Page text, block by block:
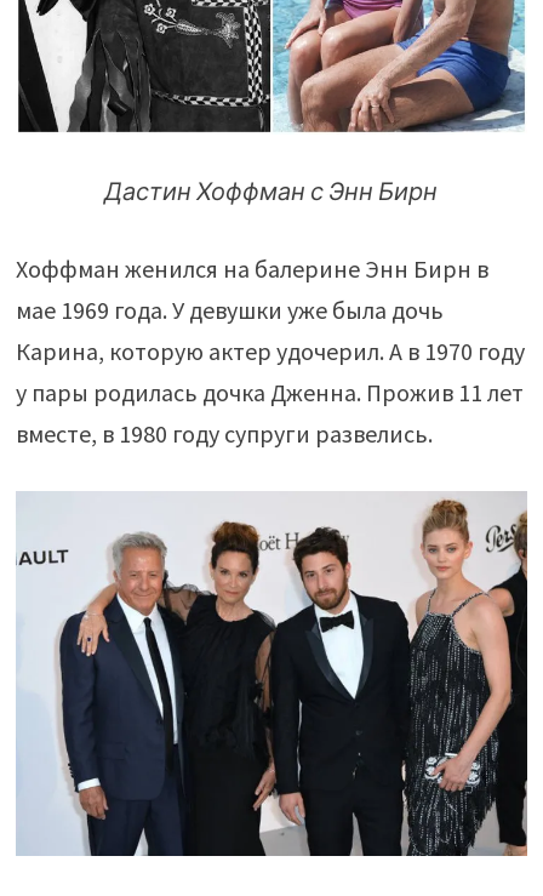
Дастин Хоффман с Энн Бирн
Хоффман женился на балерине Энн Бирн в
мае 1969 года. У девушки уже была дочь
Карина, которую актер удочерил. А в 1970 году
у пары родилась дочка Дженна. Прожив 11 лет
вместе, в 1980 году супруги развелись.